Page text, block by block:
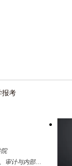
报考
院
资本市场财务与会计研究